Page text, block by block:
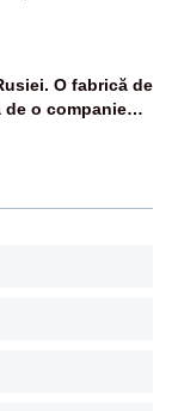
O fabrică de
o companie
rachetă